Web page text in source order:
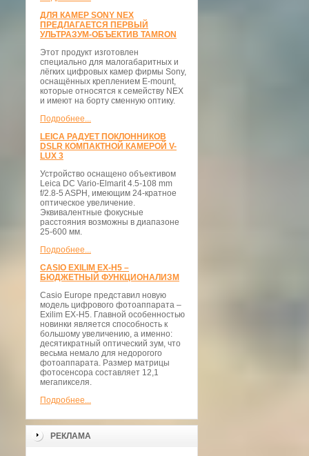
ДЛЯ КАМЕР SONY NEX
ПРЕДЛАГАЕТСЯ ПЕРВЫЙ
УЛЬТРАЗУМ-ОБЪЕКТИВ TAMRON
Этот продукт изготовлен
специально для малогабаритных и
лёгких цифровых камер фирмы Sony,
оснащённых креплением E-mount,
которые относятся к семейству NEX
и имеют на борту сменную оптику.
Подробнее...
LEICA РАДУЕТ ПОКЛОННИКОВ
DSLR КОМПАКТНОЙ КАМЕРОЙ V-
LUX 3
Устройство оснащено объективом
Leica DC Vario-Elmarit 4.5-108 mm
f/2.8-5 ASPH, имеющим 24-кратное
оптическое увеличение.
Эквивалентные фокусные
расстояния возможны в диапазоне
25-600 мм.
Подробнее...
CASIO EXILIM EX-H5 –
БЮДЖЕТНЫЙ ФУНКЦИОНАЛИЗМ
Casio Europe представил новую
модель цифрового фотоаппарата –
Exilim EX-H5. Главной особенностью
новинки является способность к
большому увеличению, а именно:
десятикратный оптический зум, что
весьма немало для недорогого
фотоаппарата. Размер матрицы
фотосенсора составляет 12,1
мегапикселя.
Подробнее...
РЕКЛАМА